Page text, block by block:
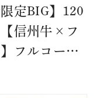
定BIG】120
信州牛×フ
フルコース
ャペル模擬